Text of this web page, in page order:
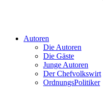
Autoren
Die Autoren
Die Gäste
Junge Autoren
Der Chefvolkswirt
OrdnungsPolitiker